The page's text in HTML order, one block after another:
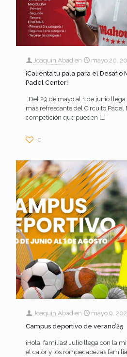
Joaquin Abad en
mayo 20,
¡Calienta tu pala para el Desafío
Padel Center!
Del 29 de mayo al 1 de junio
más refrescante del Circuito Pádel
competición que pueden […]
0
Joaquin Abad en
mayo 9,
Campus deportivo de verano’25
¡Hola, familias! Julio llega con la
el calor y los rompecabezas